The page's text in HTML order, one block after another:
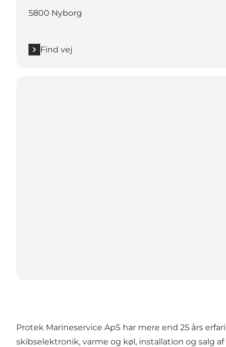
5800 Nyborg
Find vej
Protek Marineservice ApS har mere end 25 års
skibselektronik, varme og køl, installation og salg